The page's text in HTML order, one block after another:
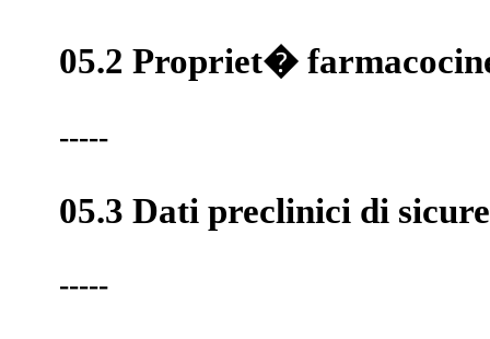
05.2 Propriet�
-----
05.3 Dati preclinici di
-----